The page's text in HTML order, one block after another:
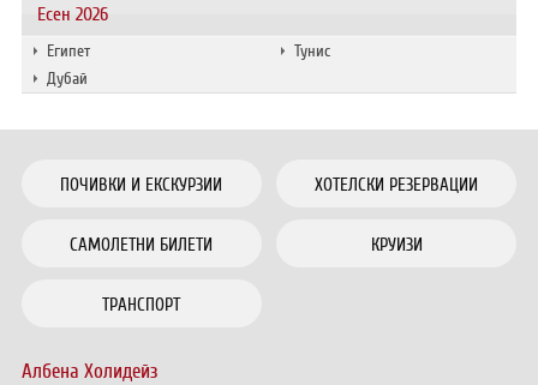
Есен 2026
Египет
Тунис
Дубай
ПОЧИВКИ И ЕКСКУРЗИИ ХОТЕЛСКИ РЕЗЕРВАЦИИ
САМОЛЕТНИ БИЛЕТИ КРУИЗИ
ТРАНСПОРТ
Албена Холидейз